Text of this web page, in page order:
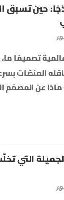
حين تسبق
تصميمًا
المنصّات
ماذا عن
التي